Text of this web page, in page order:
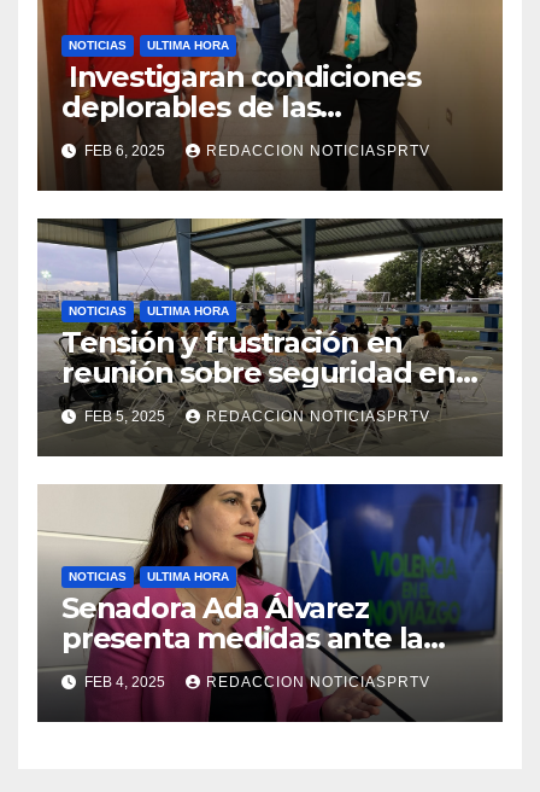
NOTICIAS ULTIMA HORA
Investigaran condiciones
deplorables de las
facilidades el Departamento
de la Salud en Mayagüez
FEB 6, 2025 REDACCION NOTICIASPRTV
NOTICIAS ULTIMA HORA
Tensión y frustración en
reunión sobre seguridad en
Reparto Metropolitano
FEB 5, 2025 REDACCION NOTICIASPRTV
NOTICIAS ULTIMA HORA
Senadora Ada Álvarez
presenta medidas ante la
violencia en el noviazgo
FEB 4, 2025 REDACCION NOTICIASPRTV